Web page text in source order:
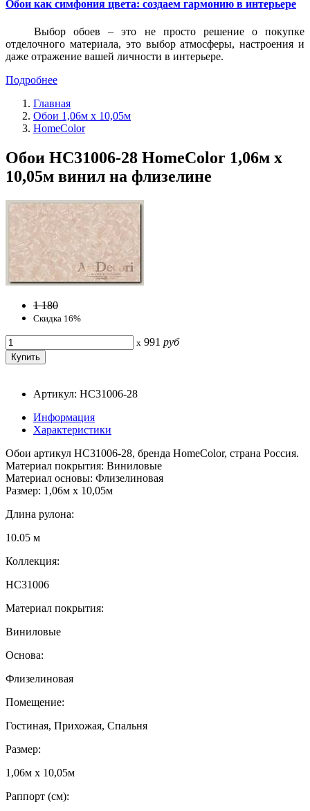
Обои как симфония цвета: создаем гармонию в интерьере
Выбор обоев – это не просто решение о покупке
отделочного материала, это выбор атмосферы, настроения и
даже отражение вашей личности в интерьере.
Подробнее
Главная
Обои 1,06м х 10,05м
HomeColor
Обои HC31006-28 HomeColor 1,06м х
10,05м винил на флизелине
1 180
Скидка 16%
x 991 руб
Артикул: HC31006-28
Информация
Характеристики
Обои артикул HC31006-28, бренда HomeColor, страна Россия.
Материал покрытия: Виниловые
Материал основы: Флизелиновая
Размер: 1,06м х 10,05м
Длина рулона:
10.05 м
Коллекция:
HC31006
Материал покрытия:
Виниловые
Основа:
Флизелиновая
Помещение:
Гостиная, Прихожая, Спальня
Размер:
1,06м х 10,05м
Раппорт (см):